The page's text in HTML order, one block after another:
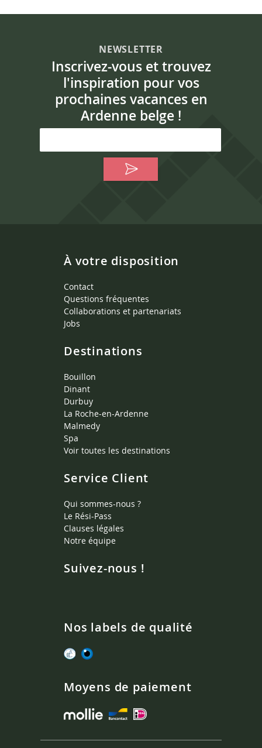
NEWSLETTER
Inscrivez-vous et trouvez
l'inspiration pour vos
prochaines vacances en
Ardenne belge !
À votre disposition
Contact
Questions fréquentes
Collaborations et partenariats
Jobs
Destinations
Bouillon
Dinant
Durbuy
La Roche-en-Ardenne
Malmedy
Spa
Voir toutes les destinations
Service Client
Qui sommes-nous ?
Le Rési-Pass
Clauses légales
Notre équipe
Suivez-nous !
Nos labels de qualité
Moyens de paiement